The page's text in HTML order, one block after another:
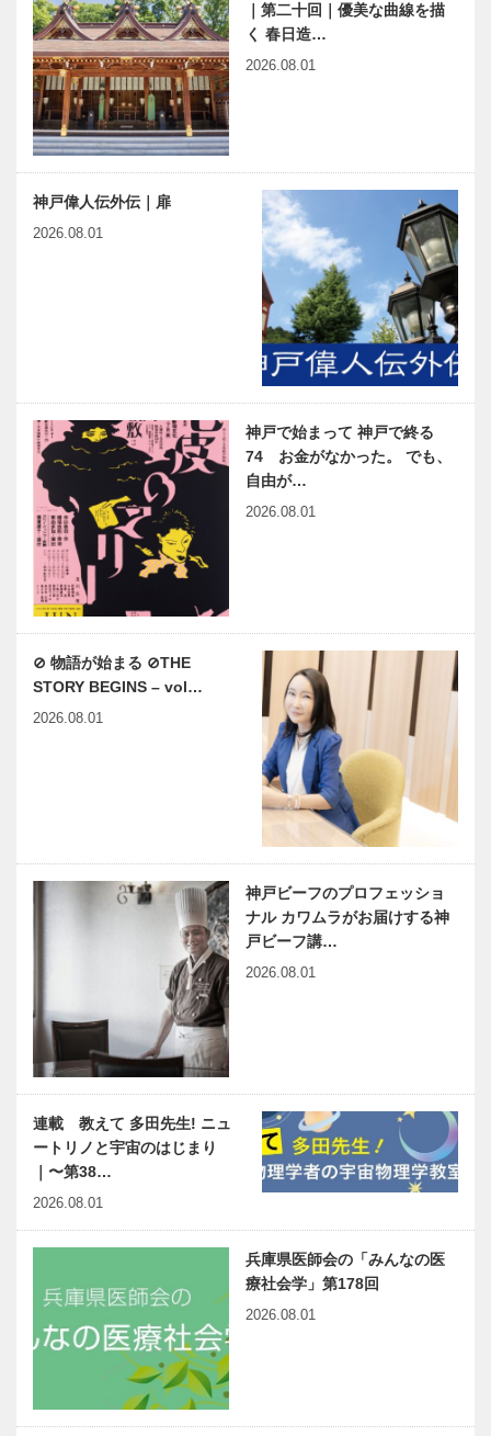
｜第二十回｜優美な曲線を描
く 春日造…
2026.08.01
神戸偉人伝外伝｜扉
2026.08.01
神戸で始まって 神戸で終る
74 お金がなかった。 でも、
自由が…
2026.08.01
⊘ 物語が始まる ⊘THE
STORY BEGINS – vol…
2026.08.01
神戸ビーフのプロフェッショ
ナル カワムラがお届けする神
戸ビーフ講…
2026.08.01
連載 教えて 多田先生! ニュ
ートリノと宇宙のはじまり
｜〜第38…
2026.08.01
兵庫県医師会の「みんなの医
療社会学」第178回
2026.08.01